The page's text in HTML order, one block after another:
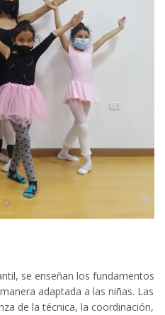
se enseñan los fundamentos
adaptada a las niñas. Las
de la técnica, la coordinación,